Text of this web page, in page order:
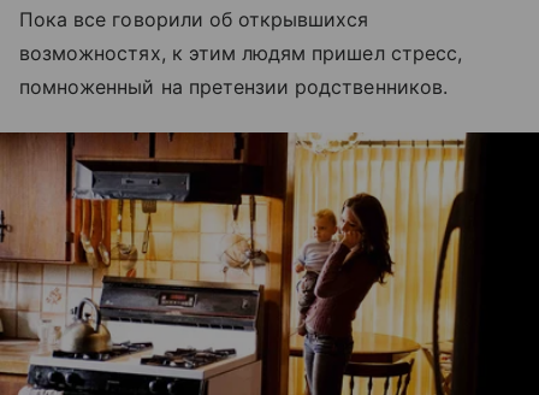
Пока все говорили об открывшихся
возможностях, к этим людям пришел стресс,
помноженный на претензии родственников.